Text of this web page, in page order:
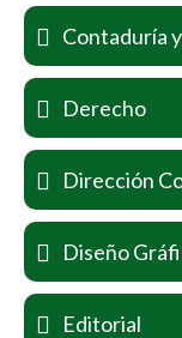
Contaduría
Derecho
Dirección
Diseño
Editorial